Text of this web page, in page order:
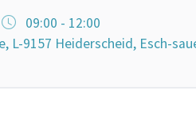
09:00 - 12:00
L-9157 Heiderscheid, Esch-